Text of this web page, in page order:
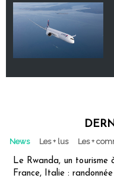
News Les + lus Les +
Le Rwanda, un
France, Italie :